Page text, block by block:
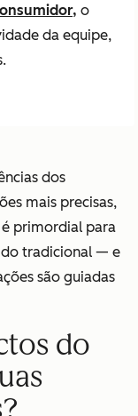
o
da equipe,
dos
mais precisas,
é primordial para
do tradicional — e
são guiadas
do